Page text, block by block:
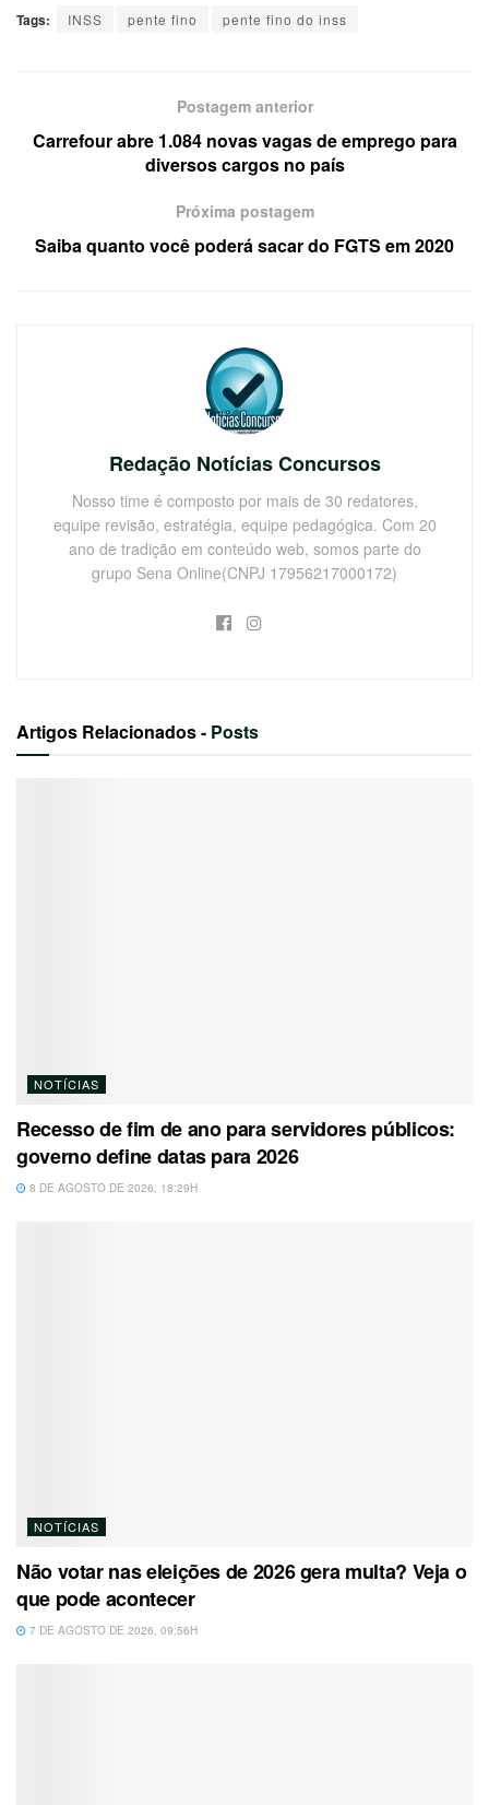
Tags: INSS pente fino pente fino do inss
Postagem anterior
Carrefour abre 1.084 novas vagas de emprego para
diversos cargos no país
Próxima postagem
Saiba quanto você poderá sacar do FGTS em 2020
Redação Notícias Concursos
Nosso time é composto por mais de 30 redatores,
equipe revisão, estratégia, equipe pedagógica. Com 20
ano de tradição em conteúdo web, somos parte do
grupo Sena Online(CNPJ 17956217000172)
Artigos Relacionados- Posts
NOTÍCIAS
Recesso de fim de ano para servidores públicos:
governo define datas para 2026
8 DE AGOSTO DE 2026, 18:29H
NOTÍCIAS
Não votar nas eleições de 2026 gera multa? Veja o
que pode acontecer
7 DE AGOSTO DE 2026, 09:56H